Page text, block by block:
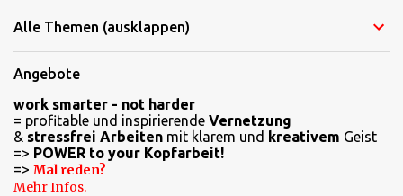
m
n
t
a
r
e
Alle Themen (ausklappen)
Angebote
work smarter - not harder
= profitable und inspirierende Vernetzung
& stressfrei Arbeiten mit klarem und kreativem Geist
=> POWER to your Kopfarbeit!
=> Mal reden?
Mehr Infos.